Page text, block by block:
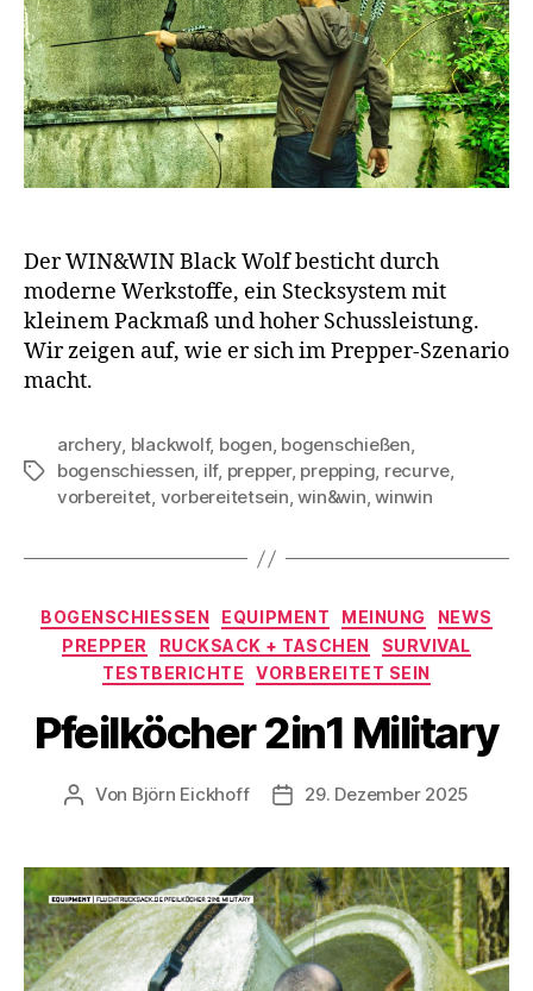
Der WIN&WIN Black Wolf besticht durch
moderne Werkstoffe, ein Stecksystem mit
kleinem Packmaß und hoher Schussleistung.
Wir zeigen auf, wie er sich im Prepper-Szenario
macht.
Schlagwörter
archery, blackwolf, bogen, bogenschießen,
bogenschiessen, ilf, prepper, prepping, recurve,
vorbereitet, vorbereitetsein,win&win,winwin
Kategorien
BOGENSCHIESSEN EQUIPMENT MEINUNG
NEWS
PREPPER
RUCKSACK + TASCHEN
SURVIVAL
TESTBERICHTE
VORBEREITET SEIN
Pfeilköcher 2in1 Military
Beitragsautor
Von Björn Eickhoff Veröffentlichungsdatum
29. Dezember 2025